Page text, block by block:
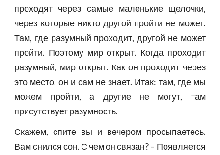
проходят через самые маленькие щелочки,
через которые никто другой пройти не может.
Там, где разумный проходит, другой не может
пройти. Поэтому мир открыт. Когда проходит
разумный, мир открыт. Как он проходит через
это место, он и сам не знает. Итак: там, где мы
можем пройти, а другие не могут, там
присутствует разумность.
Скажем, спите вы и вечером просыпаетесь.
Вам снился сон. С чем он связан? – Появляется